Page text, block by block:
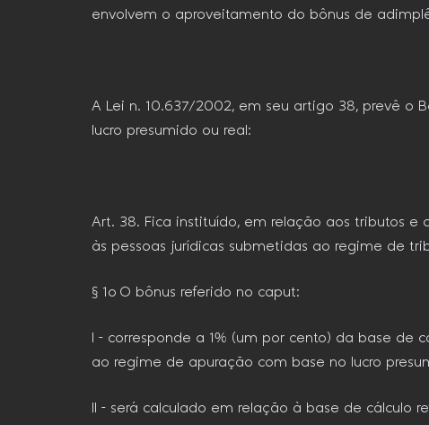
envolvem o aproveitamento do bônus de
A Lei n. 10.637/2002, em seu artigo 38, prevê o
lucro presumido ou real:
Art. 38. Fica instituído, em relação aos tributos e
às pessoas jurídicas submetidas ao regime de
§ 1o O bônus referido no caput:
I – corresponde a 1% (um por cento) da base de
ao regime de apuração com base no lucro
II – será calculado em relação à base de